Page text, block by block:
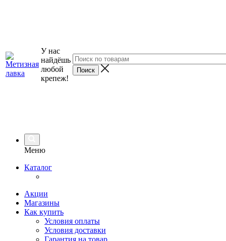
У нас
найдёшь
любой
крепеж!
Меню
Каталог
Акции
Магазины
Как купить
Условия оплаты
Условия доставки
Гарантия на товар